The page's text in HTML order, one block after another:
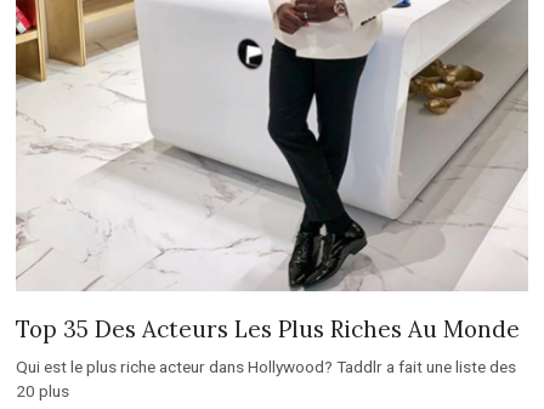
Top 35 Des Acteurs Les Plus Riches Au Monde
Qui est le plus riche acteur dans Hollywood? Taddlr a fait une liste des
20 plus